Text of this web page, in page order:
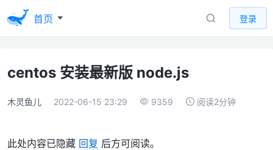
首页 登录
centos 安装最新版 node.js
木灵鱼儿 2022-06-15 23:29 9359 阅读2分钟
此处内容已隐藏 回复 后方可阅读。